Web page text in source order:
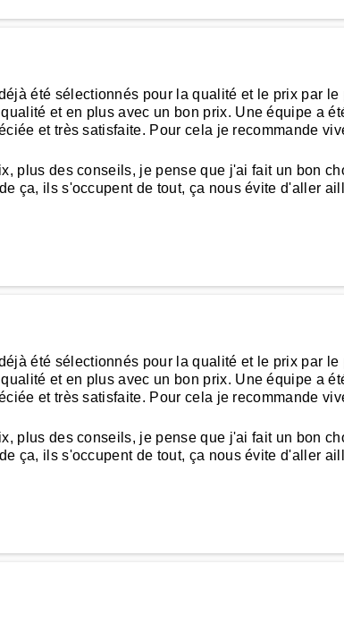
été sélectionnés pour la qualité et le prix par
et en plus avec un bon prix. Une équipe a
et très satisfaite. Pour cela je recommande
plus des conseils, je pense que j'ai fait un bon
ça, ils s'occupent de tout, ça nous évite d'aller
été sélectionnés pour la qualité et le prix par
et en plus avec un bon prix. Une équipe a
et très satisfaite. Pour cela je recommande
plus des conseils, je pense que j'ai fait un bon
ça, ils s'occupent de tout, ça nous évite d'aller